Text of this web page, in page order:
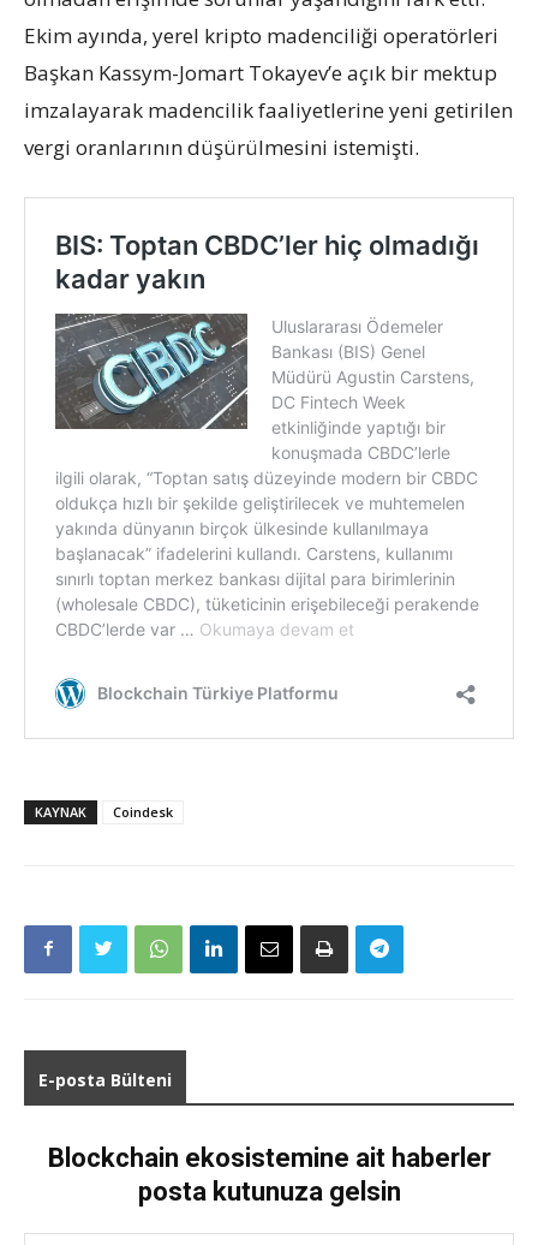
Ekim ayında, yerel kripto madenciliği operatörleri
Başkan Kassym-Jomart Tokayev’e açık bir mektup
imzalayarak madencilik faaliyetlerine yeni getirilen
vergi oranlarının düşürülmesini istemişti.
KAYNAK Coindesk
E-posta Bülteni
Blockchain ekosistemine ait haberler
posta kutunuza gelsin